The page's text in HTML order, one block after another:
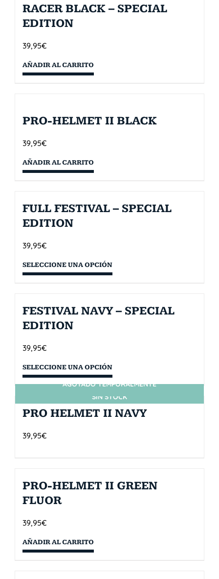
RACER BLACK – SPECIAL
EDITION
39,95€
AÑADIR AL CARRITO
PRO-HELMET II BLACK
39,95€
AÑADIR AL CARRITO
FULL FESTIVAL – SPECIAL
EDITION
39,95€
SELECCIONE UNA OPCIÓN
FESTIVAL NAVY – SPECIAL
EDITION
39,95€
SELECCIONE UNA OPCIÓN
SIN STOCK
AGOTADO TEMPORALMENTE
PRO HELMET II NAVY
39,95€
PRO-HELMET II GREEN
FLUOR
39,95€
AÑADIR AL CARRITO